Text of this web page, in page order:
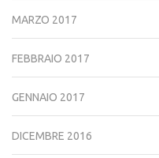
MARZO 2017
FEBBRAIO 2017
GENNAIO 2017
DICEMBRE 2016